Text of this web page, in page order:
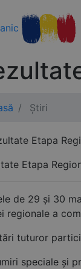
Știri
Etapa
de 29 și 30
regionale a
tuturor
speciale și